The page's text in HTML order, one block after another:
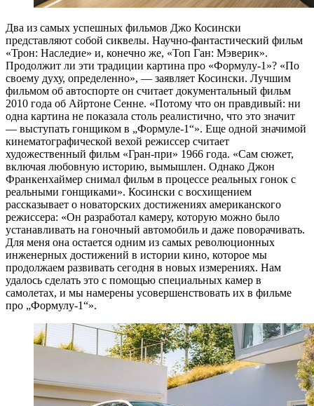
Два из самых успешных фильмов Джо Косински
представляют собой сиквелы. Научно-фантастический фильм
«Трон: Наследие» и, конечно же, «Топ Ган: Мэверик».
Продолжит ли эти традиции картина про «Формулу-1»? «По
своему духу, определенно», — заявляет Косински. Лучшим
фильмом об автоспорте он считает документальный фильм
2010 года об Айртоне Сенне. «Потому что он правдивый: ни
одна картина не показала столь реалистично, что это значит
— выступать гонщиком в „Формуле-1“». Еще одной значимой
кинематографической вехой режиссер считает
художественный фильм «Гран-при» 1966 года. «Сам сюжет,
включая любовную историю, вымышлен. Однако Джон
Франкенхаймер снимал фильм в процессе реальных гонок с
реальными гонщиками». Косински с восхищением
рассказывает о новаторских достижениях американского
режиссера: «Он разработал камеру, которую можно было
устанавливать на гоночный автомобиль и даже поворачивать.
Для меня она остается одним из самых революционных
инженерных достижений в истории кино, которое мы
продолжаем развивать сегодня в новых измерениях. Нам
удалось сделать это с помощью специальных камер в
самолетах, и мы намерены усовершенствовать их в фильме
про „Формулу-1“».